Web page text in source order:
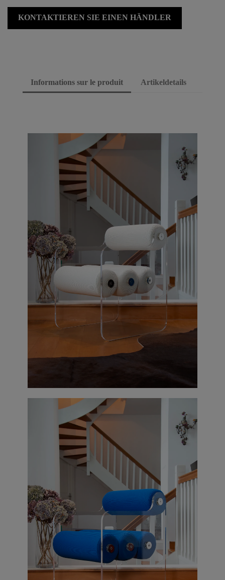
KONTAKTIEREN SIE EINEN HÄNDLER
Informations sur le produit Artikeldetails